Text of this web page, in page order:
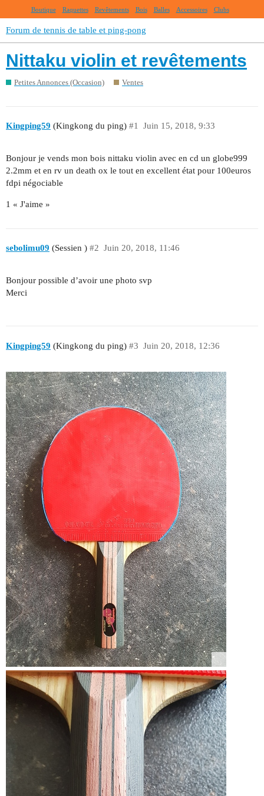
Boutique Raquettes Revêtements Bois Balles Accessoires Clubs
Forum de tennis de table et ping-pong
Nittaku violin et revêtements
Petites Annonces (Occasion) Ventes
Kingping59 (Kingkong du ping) Juin 15, 2018, 9:33
#1
Bonjour je vends mon bois nittaku violin avec en cd un globe999
2.2mm et en rv un death ox le tout en excellent état pour 100euros
fdpi négociable
1 « J'aime »
sebolimu09 (Sessien ) Juin 20, 2018, 11:46
#2
Bonjour possible d’avoir une photo svp
Merci
Kingping59 (Kingkong du ping) Juin 20, 2018, 12:36
#3